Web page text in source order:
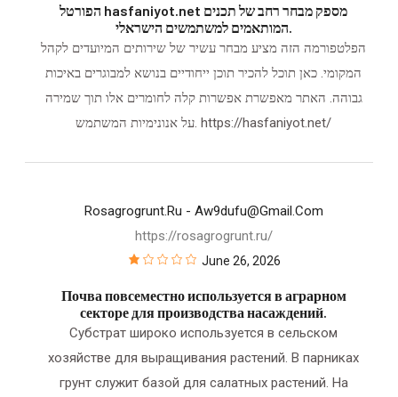
הפורטל hasfaniyot.net מספק מבחר רחב של תכנים
הפלטפורמה הזה מציע מבחר עשיר של שירותים המיועדים לקהל
המקומי. כאן תוכל להכיר תוכן ייחודיים בנושא למבוגרים באיכות
גבוהה. האתר מאפשרת אפשרות קלה לחומרים אלו תוך שמירה
על אנונימיות המשתמש. https://hasfaniyot.net/
Rosagrogrunt.ru - Aw9dufu@gmail.com
https://rosagrogrunt.ru/
June 26, 2026
Почва повсеместно используется в аграрном
секторе для производства насаждений.
Субстрат широко используется в сельском
хозяйстве для выращивания растений. В парниках
грунт служит базой для салатных растений. На